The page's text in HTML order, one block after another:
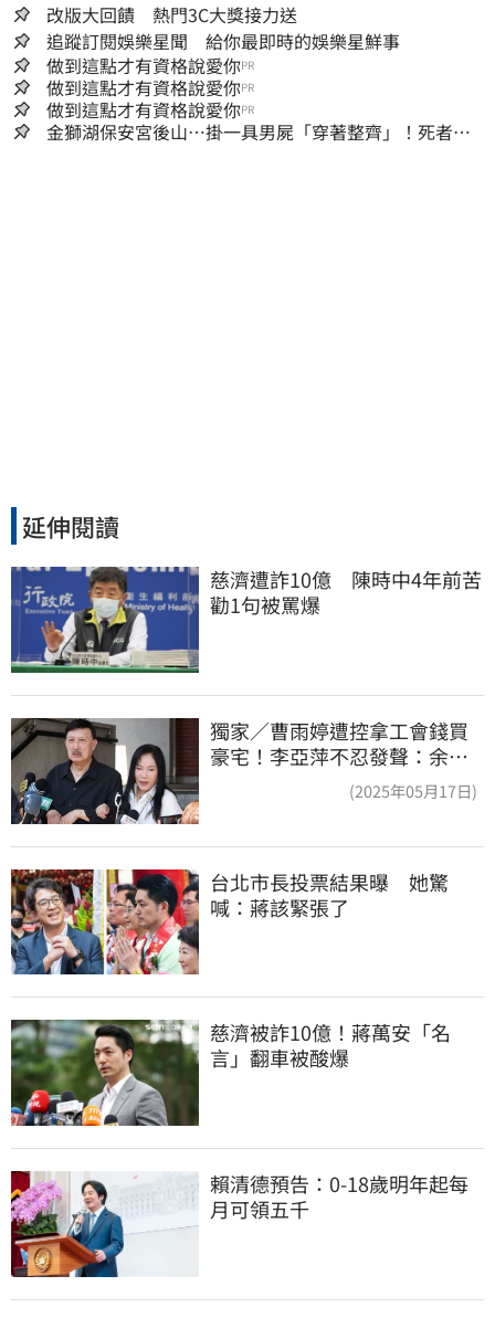
改版大回饋 熱門3C大獎接力送
追蹤訂閱娛樂星聞 給你最即時的娛樂星鮮事
做到這點才有資格說愛你PR
做到這點才有資格說愛你PR
做到這點才有資格說愛你PR
金獅湖保安宮後山…掛一具男屍「穿著整齊」！死者身
延伸閱讀
慈濟遭詐10億　陳時中4年前苦
勸1句被罵爆
獨家／曹雨婷遭控拿工會錢買
豪宅！李亞萍不忍發聲：余天
(2025年05月17日)
台北市長投票結果曝　她驚
喊：蔣該緊張了
慈濟被詐10億！蔣萬安「名
言」翻車被酸爆
賴清德預告：0-18歲明年起每
月可領五千